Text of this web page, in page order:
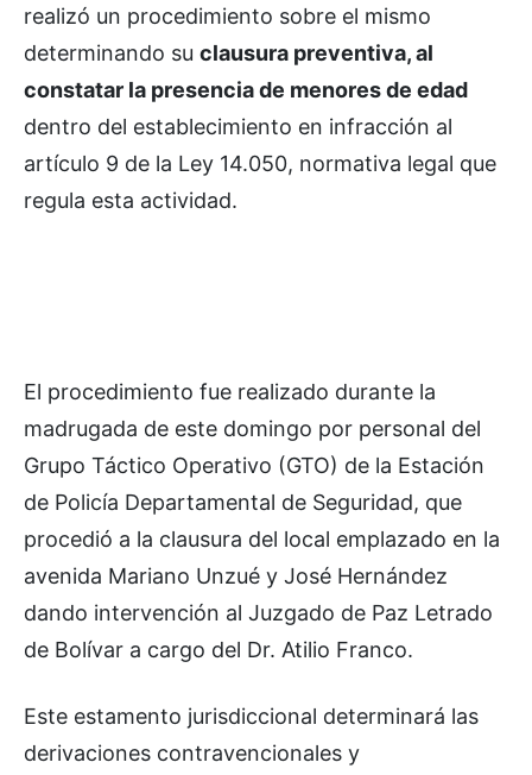
realizó un procedimiento sobre el mismo
determinando su clausura preventiva, al
constatar la presencia de menores de edad
dentro del establecimiento en infracción al
artículo 9 de la Ley 14.050, normativa legal que
regula esta actividad.
El procedimiento fue realizado durante la
madrugada de este domingo por personal del
Grupo Táctico Operativo (GTO) de la Estación
de Policía Departamental de Seguridad, que
procedió a la clausura del local emplazado en la
avenida Mariano Unzué y José Hernández
dando intervención al Juzgado de Paz Letrado
de Bolívar a cargo del Dr. Atilio Franco.
Este estamento jurisdiccional determinará las
derivaciones contravencionales y